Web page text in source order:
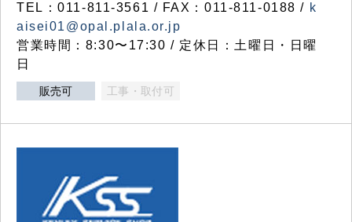
TEL：011-811-3561 / FAX：011-811-0188 / k
aisei01@opal.plala.or.jp
営業時間：8:30〜17:30 / 定休日：土曜日・日曜
日
販売可 工事・取付可